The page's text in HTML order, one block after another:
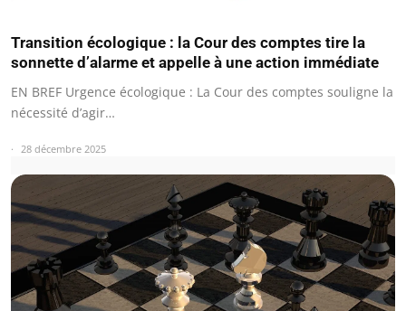
Transition écologique : la Cour des comptes tire la
sonnette d’alarme et appelle à une action immédiate
EN BREF Urgence écologique : La Cour des comptes souligne la
nécessité d’agir…
28 décembre 2025